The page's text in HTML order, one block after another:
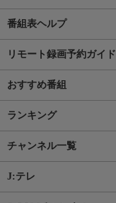
番組表ヘルプ
リモート録画予約ガイド
おすすめ番組
ランキング
チャンネル一覧
J:テレ